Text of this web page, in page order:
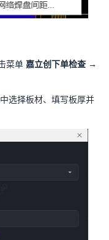
菜单 嘉立创下单检查 →
选择板材、填写板厚并